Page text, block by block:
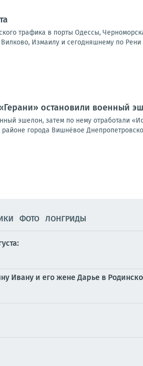
трафика в порты Одессы,
Измаилу и сегодняшнему по
остановили военный
эшелон, затем по нему отработали
города Вишнёвое
ФОТО ЛОНГРИДЫ
Ивану и его жене Дарье в